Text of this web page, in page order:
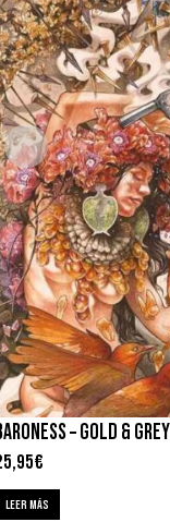
– GOLD & GREY
€
LEER MÁS